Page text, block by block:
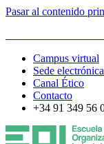
Pasar al contenido
Campus virtual
Sede electrónica
Canal Ético
Contacto
+34 91 349 56